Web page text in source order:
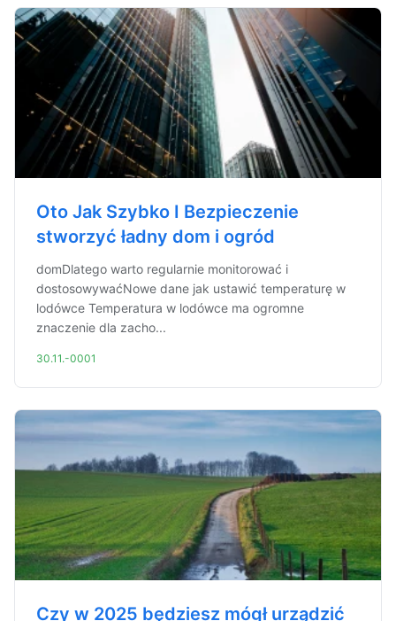
Oto Jak Szybko I Bezpieczenie
stworzyć ładny dom i ogród
domDlatego warto regularnie monitorować i
dostosowywaćNowe dane jak ustawić temperaturę w
lodówce Temperatura w lodówce ma ogromne
znaczenie dla zacho...
30.11.-0001
Czy w 2025 będziesz mógł urządzić